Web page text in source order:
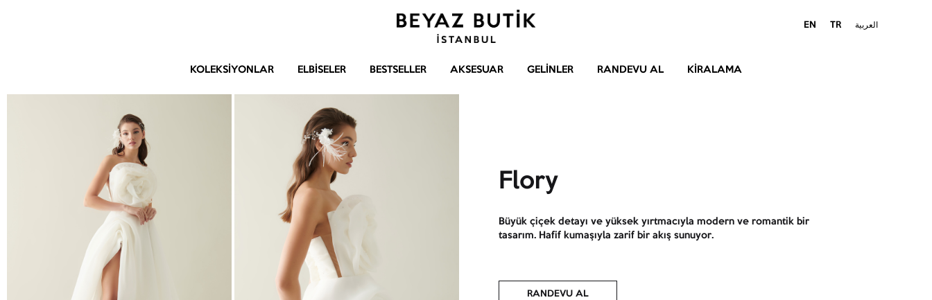
Abiye
EN TR العربية
KOLEKSIYONLAR ELBISELER BESTSELLER AKSESUAR GELINLER RANDEVU AL KIRALAMA
Flory
Büyük çiçek detayı ve yüksek yırtmacıyla modern ve romantik bir
tasarım. Hafif kumaşıyla zarif bir akış sunuyor.
RANDEVU AL